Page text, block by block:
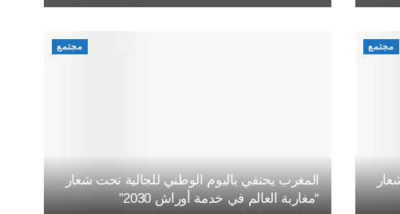
مجتمع مجتمع
المغرب يحتفي باليوم الوطني للجالية تحت شعار
“مغاربة العالم في خدمة أوراش 2030”